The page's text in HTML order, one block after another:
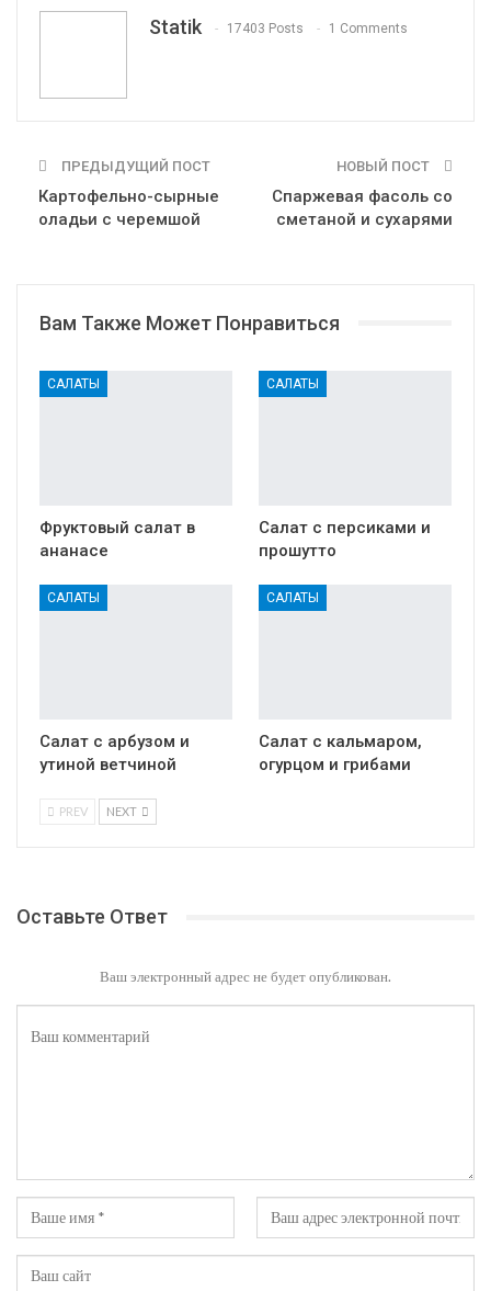
Statik 17403 Posts 1 Comments
ПРЕДЫДУЩИЙ ПОСТ
Картофельно-сырные
оладьи с черемшой
НОВЫЙ ПОСТ
Спаржевая фасоль со
сметаной и сухарями
Вам Также Может Понравиться
САЛАТЫ
Фруктовый салат в
ананасе
САЛАТЫ
Салат с персиками и
прошутто
САЛАТЫ
Салат с арбузом и
утиной ветчиной
САЛАТЫ
Салат с кальмаром,
огурцом и грибами
PREV NEXT
Оставьте Ответ
Ваш электронный адрес не будет опубликован.